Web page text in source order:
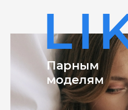
Парным
моделям